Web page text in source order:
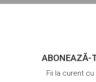
ABONEAZĂ-
Fii la curent